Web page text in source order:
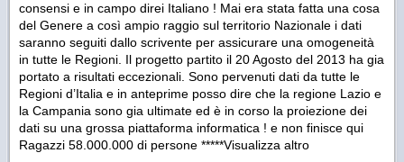
consensi e in campo direi Italiano ! Mai era stata fatta una cosa
del Genere a così ampio raggio sul territorio Nazionale i dati
saranno seguiti dallo scrivente per assicurare una omogeneità
in tutte le Regioni. Il progetto partito il 20 Agosto del 2013 ha gia
portato a risultati eccezionali. Sono pervenuti dati da tutte le
Regioni d’Italia e in anteprime posso dire che la regione Lazio e
la Campania sono gia ultimate ed è in corso la proiezione dei
dati su una grossa piattaforma informatica ! e non finisce qui
Ragazzi 58.000.000 di persone *****Visualizza altro